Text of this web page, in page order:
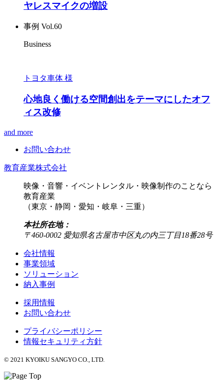
ヤレスマイクの増設
事例 Vol.60
Business
トヨタ車体 様
心地良く働ける空間創出をテーマにしたオフ
ィス改修
and more
お問い合わせ
教育産業株式会社
映像・音響・イベントレンタル・映像制作のことなら
教育産業
（東京・静岡・愛知・岐阜・三重）
本社所在地：
〒460-0002 愛知県名古屋市中区丸の内三丁目18番28号
会社情報
事業領域
ソリューション
納入事例
採用情報
お問い合わせ
プライバシーポリシー
情報セキュリティ方針
© 2021 KYOIKU SANGYO CO., LTD.